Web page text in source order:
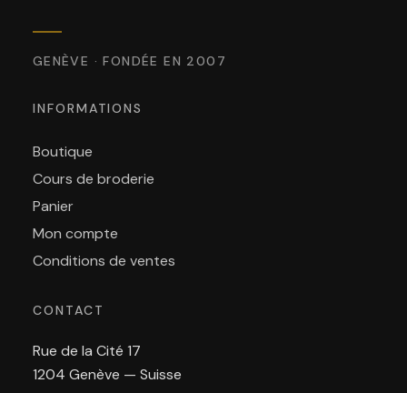
GENÈVE · FONDÉE EN 2007
INFORMATIONS
Boutique
Cours de broderie
Panier
Mon compte
Conditions de ventes
CONTACT
Rue de la Cité 17
1204 Genève — Suisse